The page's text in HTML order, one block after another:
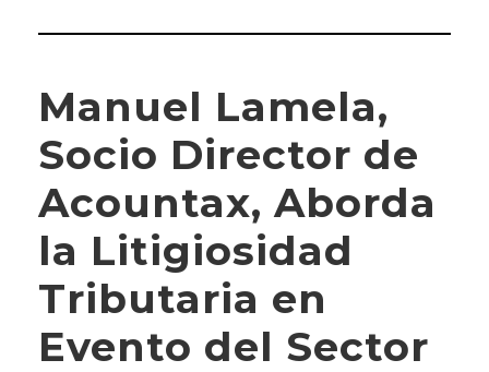
Manuel Lamela,
Socio Director de
Acountax, Aborda
la Litigiosidad
Tributaria en
Evento del Sector